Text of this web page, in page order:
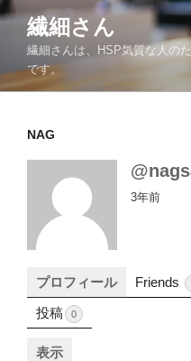
コ
ン
ツ
繊細さん
繊細さんは、HSP気質な人の
です。
NAG
3年前
プロフィール Friends
投稿 0
表示